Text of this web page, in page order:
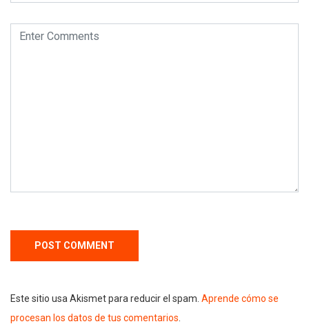
Este sitio usa Akismet para reducir el spam. Aprende cómo se
procesan los datos de tus comentarios